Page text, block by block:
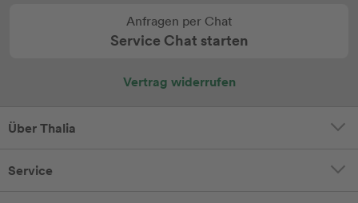
Anfragen per Chat
Service Chat starten
Vertrag widerrufen
Über Thalia
Service